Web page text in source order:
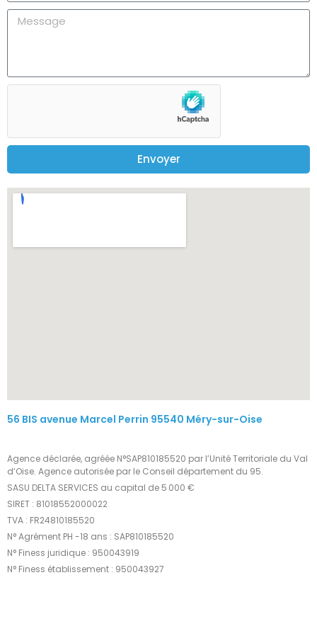
Envoyer
56 BIS avenue Marcel Perrin 95540 Méry-sur-Oise
Agence déclarée, agréée N°SAP810185520 par l’Unité Territoriale du Val
d’Oise. Agence autorisée par le Conseil département du 95.
SASU DELTA SERVICES au capital de 5 000 €
SIRET : 81018552000022
TVA : FR24810185520
N° Agrément PH -18 ans : SAP810185520
N° Finess juridique : 950043919
N° Finess établissement : 950043927